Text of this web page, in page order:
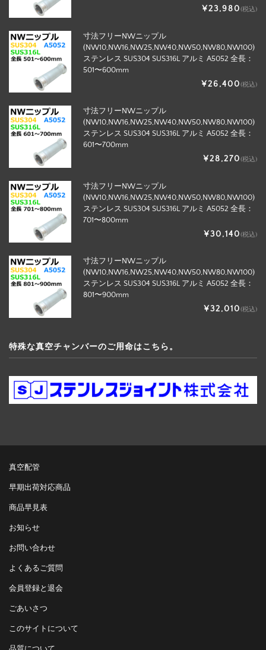
¥23,980(税込)
寸法フリーNWニップル
(NW10,NW16,NW25,NW40,NW50,NW80,NW100)
ステンレス SUS304 SUS316L アルミ A5052 全長：
501〜600mm
¥26,400(税込)
寸法フリーNWニップル
(NW10,NW16,NW25,NW40,NW50,NW80,NW100)
ステンレス SUS304 SUS316L アルミ A5052 全長：
601〜700mm
¥28,270(税込)
寸法フリーNWニップル
(NW10,NW16,NW25,NW40,NW50,NW80,NW100)
ステンレス SUS304 SUS316L アルミ A5052 全長：
701〜800mm
¥30,140(税込)
寸法フリーNWニップル
(NW10,NW16,NW25,NW40,NW50,NW80,NW100)
ステンレス SUS304 SUS316L アルミ A5052 全長：
801〜900mm
¥32,010(税込)
特殊な真空チャンバーのご用命はこちら。
真空配管
早期出荷対応商品
商品早見表
お知らせ
お問い合わせ
よくあるご質問
会員登録と退会
ごあいさつ
このサイトについて